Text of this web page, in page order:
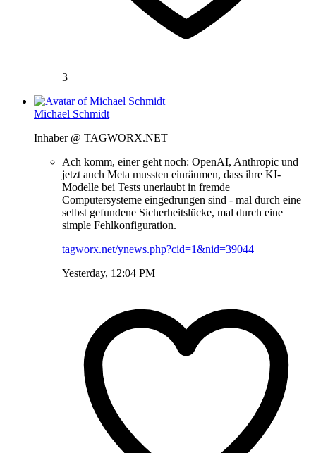
3
Michael Schmidt
Inhaber @ TAGWORX.NET
Ach komm, einer geht noch: OpenAI, Anthropic und
jetzt auch Meta mussten einräumen, dass ihre KI-
Modelle bei Tests unerlaubt in fremde
Computersysteme eingedrungen sind - mal durch eine
selbst gefundene Sicherheitslücke, mal durch eine
simple Fehlkonfiguration.
tagworx.net/ynews.php?cid=1&nid=39044
Yesterday, 12:04 PM